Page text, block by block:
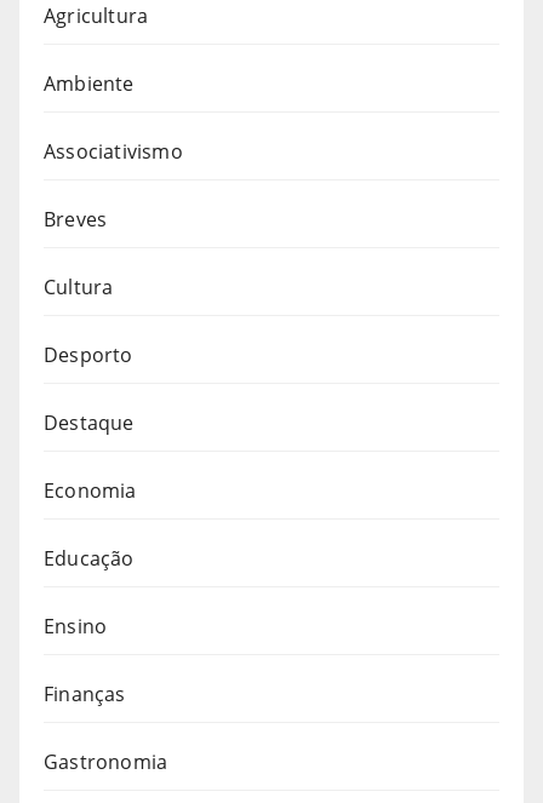
Agricultura
Ambiente
Associativismo
Breves
Cultura
Desporto
Destaque
Economia
Educação
Ensino
Finanças
Gastronomia